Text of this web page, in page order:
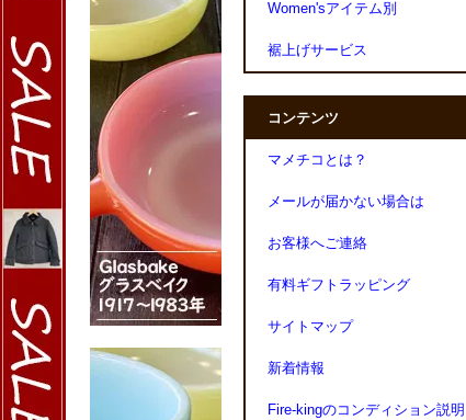
Women'sアイテム別
裾上げサービス
コンテンツ
マメチコとは？
メールが届かない場合は
お客様へご連絡
有料ギフトラッピング
サイトマップ
新着情報
Fire-kingのコンディション説明